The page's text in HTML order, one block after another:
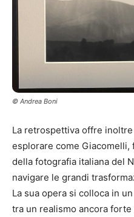
© Andrea Boni
La retrospettiva offre inoltre
esplorare come
della fotografia italiana del
navigare le grandi
La sua opera si colloca in
tra un realismo ancora forte